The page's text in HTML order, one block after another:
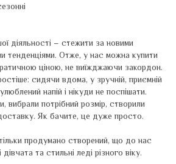
діяльності – стежити за новими
тенденціями. Отже, у нас можна купити
ціною, не виїжджаючи закордон.
сидячи вдома, у зручній, приємній
напій і нікуди не поспішати.
вибрали потрібний розмір, створили
Як бачите, це дуже просто.
продумано створений, що до нас
та стильні леді різного віку.